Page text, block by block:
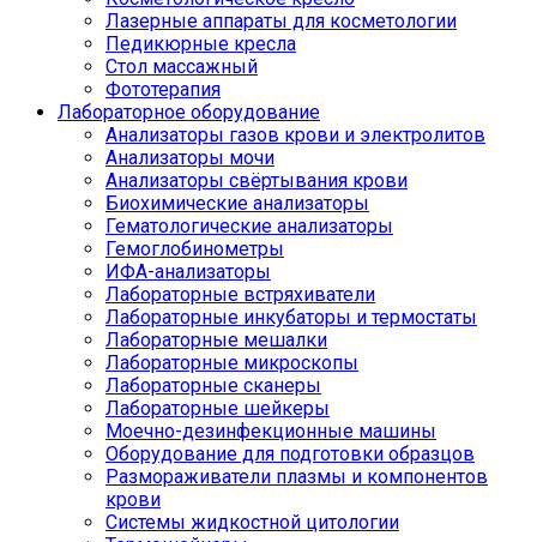
Лазерные аппараты для косметологии
Педикюрные кресла
Стол массажный
Фототерапия
Лабораторное оборудование
Анализаторы газов крови и электролитов
Анализаторы мочи
Анализаторы свёртывания крови
Биохимические анализаторы
Гематологические анализаторы
Гемоглобинометры
ИФА-анализаторы
Лабораторные встряхиватели
Лабораторные инкубаторы и термостаты
Лабораторные мешалки
Лабораторные микроскопы
Лабораторные сканеры
Лабораторные шейкеры
Моечно-дезинфекционные машины
Оборудование для подготовки образцов
Размораживатели плазмы и компонентов
крови
Системы жидкостной цитологии